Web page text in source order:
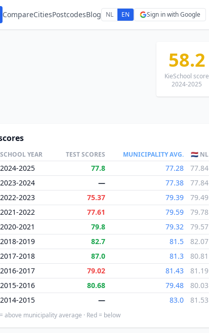
CompareCitiesPostcodesBlog NL EN Sign in with Google
58.2
KieSchool score
2024-2025
SCHOOL YEAR TEST SCORES MUNICIPALITY AVG. 🇳🇱 NL
2024-2025 77.8 77.28
77.84
2023-2024 — 77.38
77.84
2022-2023 75.37 79.39
79.49
2021-2022 77.61 79.59
79.78
2020-2021 79.8 79.32
79.57
2018-2019 82.7 81.5
82.07
2017-2018 87.0 81.3
80.81
2016-2017 79.02 81.43
81.19
2015-2016 80.68 79.48
80.03
2014-2015 — 83.0 81.53
above municipality average · Red = below